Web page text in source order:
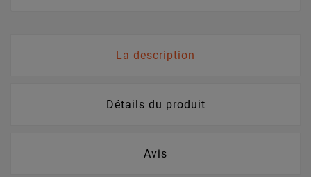
La description
Détails du produit
Avis